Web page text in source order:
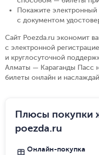
Покажите электронный
с документом
Сайт Poezda.ru экономит
с электронной
и круглосуточной
Алматы — Караганды Пасс
билеты онлайн и
Плюсы покупки
poezda.ru
Онлайн-покупка